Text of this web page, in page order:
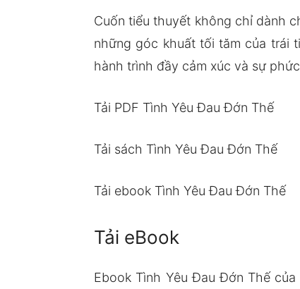
Cuốn tiểu thuyết không chỉ dành
những góc khuất tối tăm của trái
hành trình đầy cảm xúc và sự
Tải PDF Tình Yêu Đau Đớn Thế
Tải sách Tình Yêu Đau Đớn Thế
Tải ebook Tình Yêu Đau Đớn Thế
Tải eBook
Ebook Tình Yêu Đau Đớn Thế